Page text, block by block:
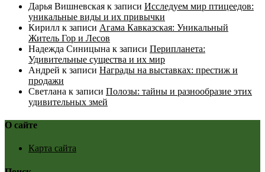
Дарья Вишневская к записи Исследуем мир птицеедов:
уникальные виды и их привычки
Кирилл к записи Агама Кавказская: Уникальный
Житель Гор и Лесов
Надежда Синицына к записи Перипланета:
Удивительные существа и их мир
Андрей к записи Награды на выставках: престиж и
продажи
Светлана к записи Полозы: тайны и разнообразие этих
удивительных змей
О сайте
Карта сайта